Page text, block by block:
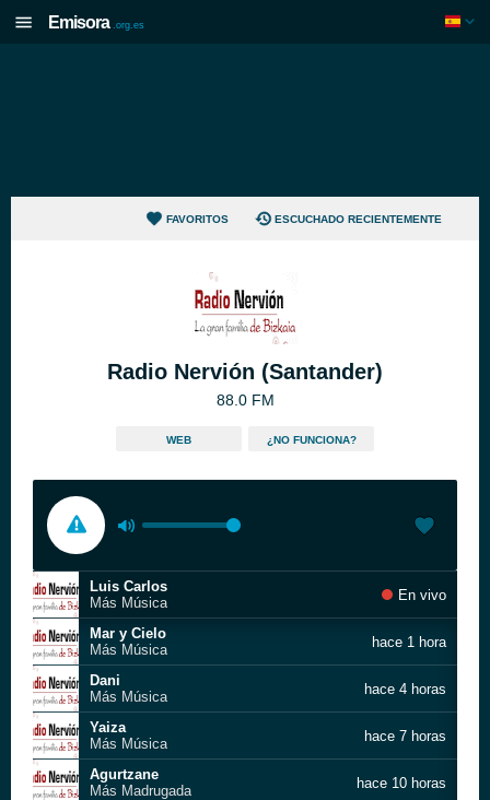
Emisora .org.es
FAVORITOS ESCUCHADO RECIENTEMENTE
Radio Nervión (Santander)
88.0 FM
WEB ¿NO FUNCIONA?
Luis Carlos
Más Música
En vivo
Mar y Cielo
Más Música
hace 1 hora
Dani
Más Música
hace 4 horas
Yaiza
Más Música
hace 7 horas
Agurtzane
Más Madrugada
hace 10 horas